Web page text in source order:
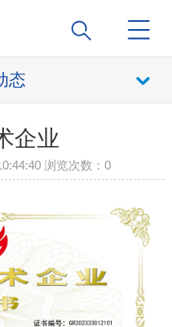
态
企业
浏览次数： 0